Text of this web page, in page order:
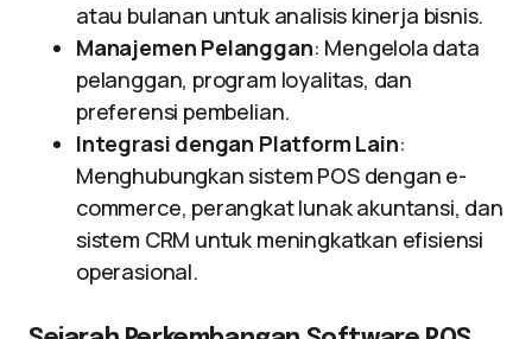
atau bulanan untuk analisis kinerja bisnis.
Manajemen Pelanggan: Mengelola data
pelanggan, program loyalitas, dan
preferensi pembelian.
Integrasi dengan Platform Lain:
Menghubungkan sistem POS dengan e-
commerce, perangkat lunak akuntansi, dan
sistem CRM untuk meningkatkan efisiensi
operasional.